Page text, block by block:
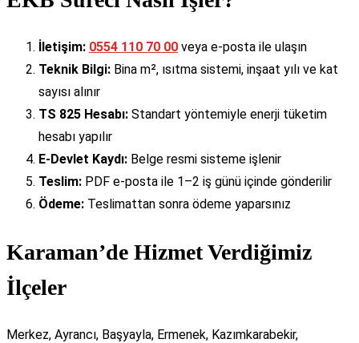
İletişim: 0554 110 70 00 veya e-posta ile ulaşın
Teknik Bilgi: Bina m², ısıtma sistemi, inşaat yılı ve kat
sayısı alınır
TS 825 Hesabı: Standart yöntemiyle enerji tüketim
hesabı yapılır
E-Devlet Kaydı: Belge resmi sisteme işlenir
Teslim: PDF e-posta ile 1–2 iş günü içinde gönderilir
Ödeme: Teslimattan sonra ödeme yaparsınız
Karaman’de Hizmet Verdiğimiz
İlçeler
Merkez, Ayrancı, Başyayla, Ermenek, Kazımkarabekir,